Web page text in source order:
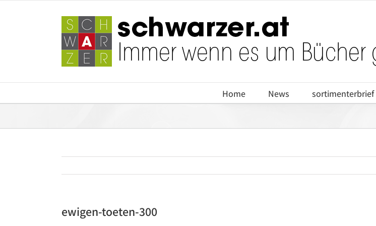
Home News sortimenterbrief
ewigen-toeten-300